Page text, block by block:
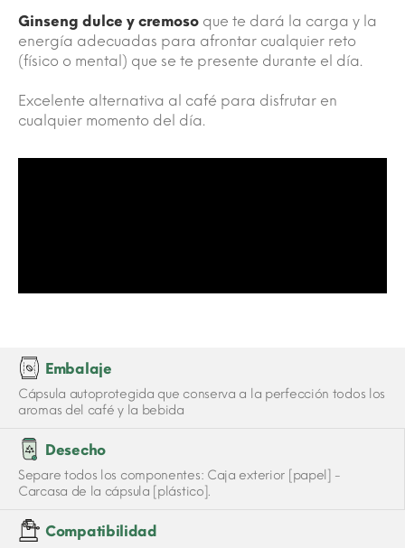
Ginseng dulce y cremoso que te dará la carga y la
energía adecuadas para afrontar cualquier reto
(físico o mental) que se te presente durante el día.
Excelente alternativa al café para disfrutar en
cualquier momento del día.
Embalaje
Cápsula autoprotegida que conserva a la perfección todos los
aromas del café y la bebida
Desecho
Separe todos los componentes: Caja exterior [papel] -
Carcasa de la cápsula [plástico].
Compatibilidad